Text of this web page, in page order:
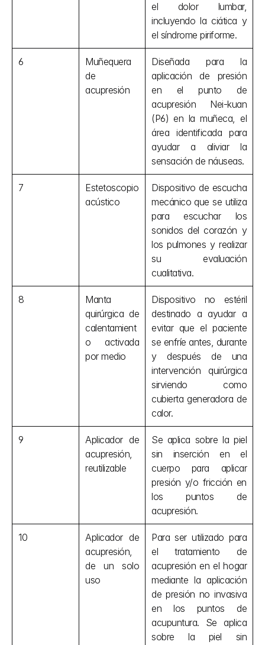
el dolor lumbar,
incluyendo la ciática y
el síndrome piriforme.
6
Muñequera
de
acupresión
Diseñada para la
aplicación de presión
en el punto de
acupresión Nei-kuan
(P6) en la muñeca, el
área identificada para
ayudar a aliviar la
sensación de náuseas.
7
Estetoscopio
acústico
Dispositivo de escucha
mecánico que se utiliza
para escuchar los
sonidos del corazón y
los pulmones y realizar
su evaluación
cualitativa.
8
Manta
quirúrgica de
calentamient
o activada
por medio
Dispositivo no estéril
destinado a ayudar a
evitar que el paciente
se enfríe antes, durante
y después de una
intervención quirúrgica
sirviendo como
cubierta generadora de
calor.
9
Aplicador de
acupresión,
reutilizable
Se aplica sobre la piel
sin inserción en el
cuerpo para aplicar
presión y/o fricción en
los puntos de
acupresión.
10
Aplicador de
acupresión,
de un solo
uso
Para ser utilizado para
el tratamiento de
acupresión en el hogar
mediante la aplicación
de presión no invasiva
en los puntos de
acupuntura. Se aplica
sobre la piel sin